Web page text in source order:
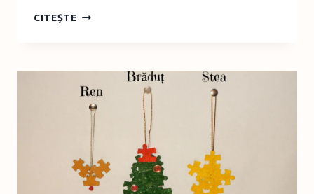
CITEȘTEBRĂDUŢ
ÎNGHEŢATĂ